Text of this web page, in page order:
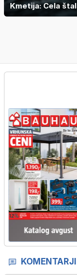
Kmetija: Cela
KOMENTARJI